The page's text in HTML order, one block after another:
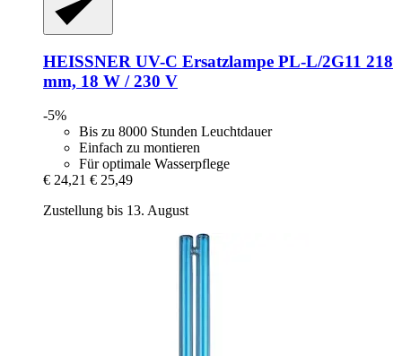
HEISSNER UV-​C Ersatzlampe PL-​L/2G11 218
mm, 18 W / 230 V
-5%
Bis zu 8000 Stunden Leuchtdauer
Einfach zu montieren
Für optimale Wasserpflege
€ 24,21 € 25,49
Zustellung bis 13. August